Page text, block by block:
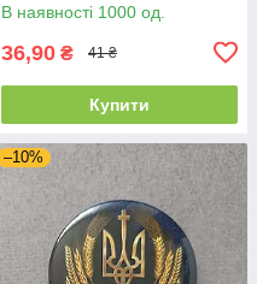
В наявності 1000 од.
36,90 ₴ 41 ₴
Купити
–10%